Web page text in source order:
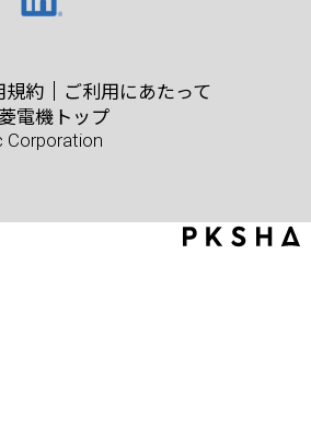
規約
ご利用にあたって
電機トップ